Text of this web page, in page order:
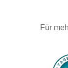
Für